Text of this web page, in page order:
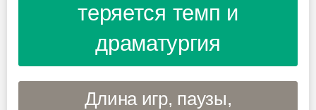
теряется темп и
драматургия
Длина игр, паузы,